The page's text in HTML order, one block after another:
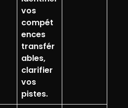
vos
compét
ences
transfér
ables,
clarifier
vos
pistes.